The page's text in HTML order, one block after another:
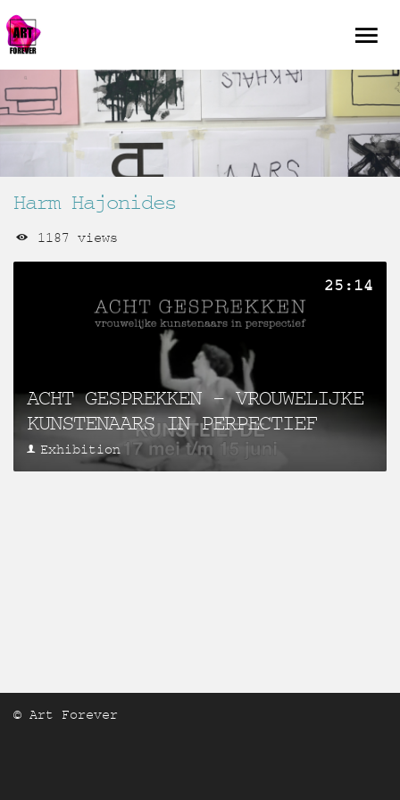
Harm Hajonides
1187 views
ACHT GESPREKKEN – VROUWELIJKE
KUNSTENAARS IN PERPECTIEF
Exhibition
25:14
© Art Forever